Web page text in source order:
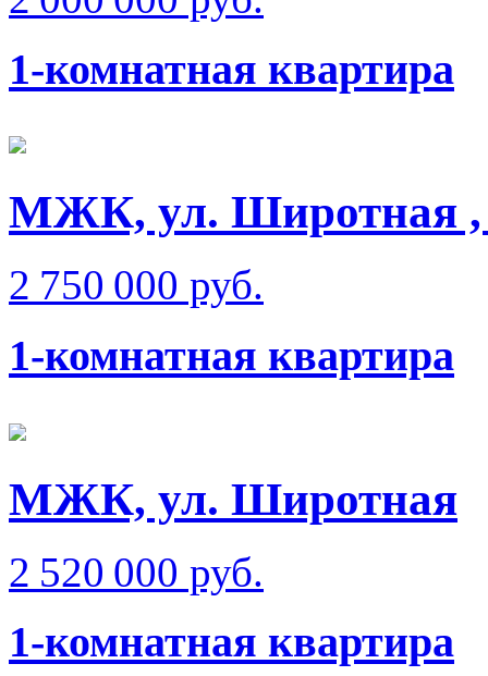
1-комнатная квартира
МЖК, ул. Широтная ,
2 750 000 руб.
1-комнатная квартира
МЖК, ул. Широтная
2 520 000 руб.
1-комнатная квартира